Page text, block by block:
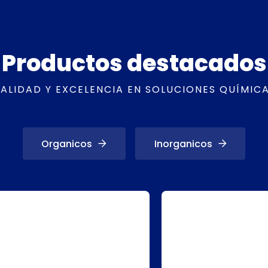
Productos destacados
Y EXCELENCIA EN SOLUCIONES
Organicos Inorganicos